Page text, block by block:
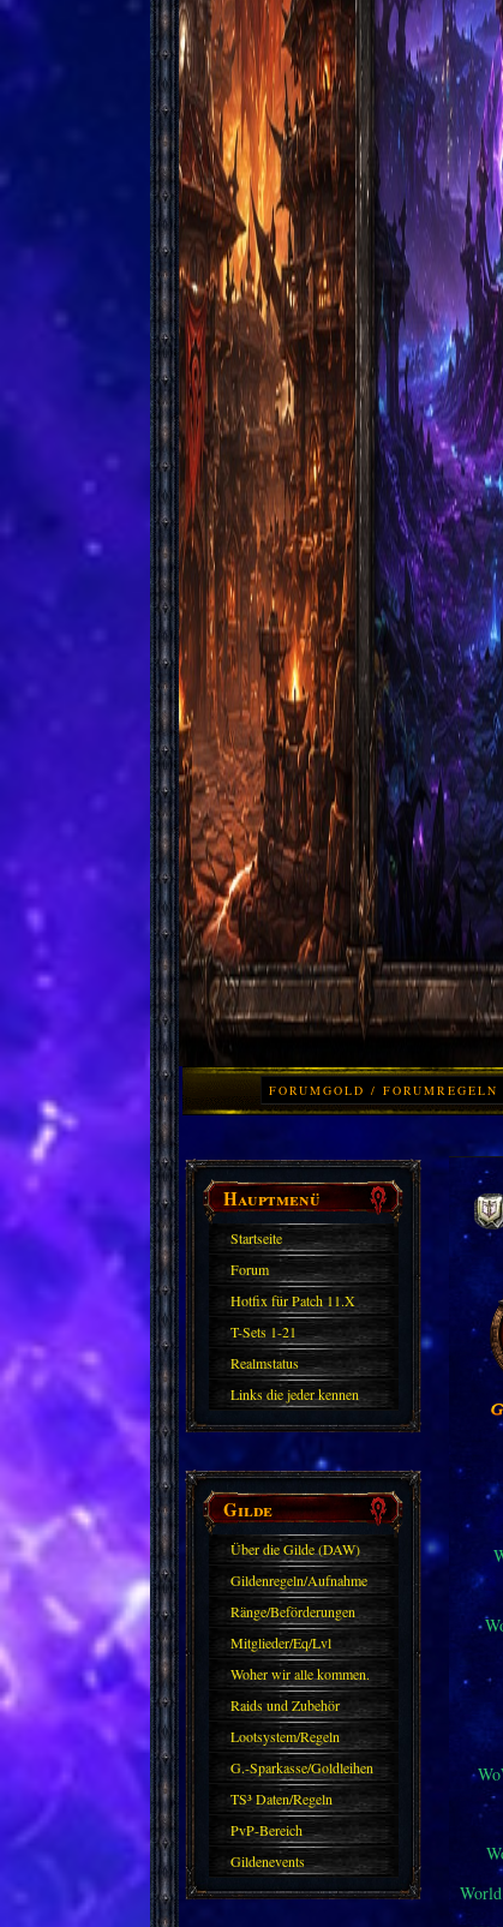
FORUMGOLD / FORUMREGELN
Hauptmenü
Startseite
Forum
Hotfix für Patch 11.X
T-Sets 1-21
Realmstatus
Links die jeder kennen
sollte?! Oder nicht?
Gilde
Über die Gilde (DAW)
Gildenregeln/Aufnahme
Ränge/Beförderungen
Mitglieder/Eq/Lvl
Woher wir alle kommen.
Raids und Zubehör
Lootsystem/Regeln
G.-Sparkasse/Goldleihen
TS³ Daten/Regeln
PvP-Bereich
Gildenevents